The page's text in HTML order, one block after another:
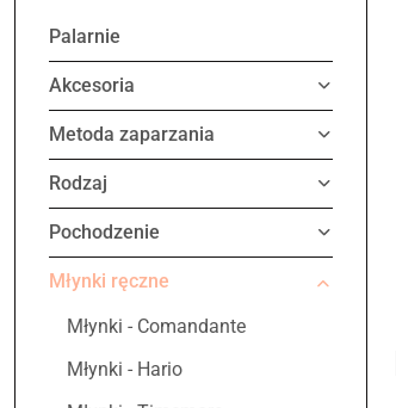
Palarnie
Akcesoria
Metoda zaparzania
Rodzaj
Pochodzenie
Młynki ręczne
Młynki - Comandante
Młynki - Hario